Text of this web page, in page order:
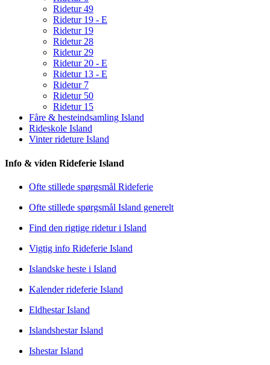
Ridetur 49
Ridetur 19 - E
Ridetur 19
Ridetur 28
Ridetur 29
Ridetur 20 - E
Ridetur 13 - E
Ridetur 7
Ridetur 50
Ridetur 15
Fåre & hesteindsamling Island
Rideskole Island
Vinter rideture Island
Info & viden Rideferie Island
Ofte stillede spørgsmål Rideferie
Ofte stillede spørgsmål Island generelt
Find den rigtige ridetur i Island
Vigtig info Rideferie Island
Islandske heste i Island
Kalender rideferie Island
Eldhestar Island
Islandshestar Island
Ishestar Island